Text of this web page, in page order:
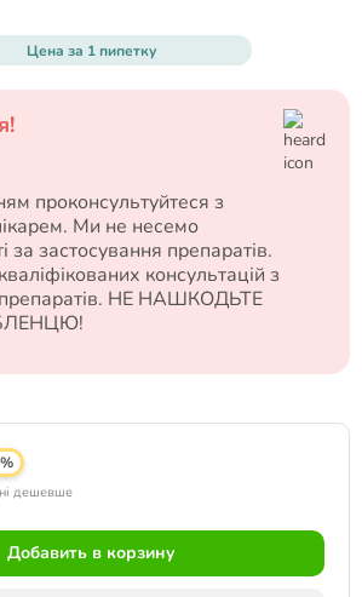
Цена за 1 пипетку
проконсультуйтеся з
Ми не несемо
за застосування препаратів.
консультацій з
препаратів. НЕ НАШКОДЬТЕ
дешевше
Добавить в корзину